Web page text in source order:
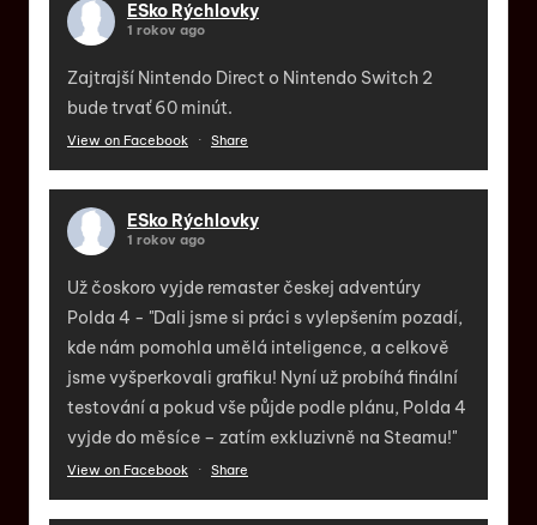
ESko Rýchlovky
1 rokov ago
Zajtrajší Nintendo Direct o Nintendo Switch 2
bude trvať 60 minút.
View on Facebook · Share
ESko Rýchlovky
1 rokov ago
Už čoskoro vyjde remaster českej adventúry
Polda 4 - "Dali jsme si práci s vylepšením pozadí,
kde nám pomohla umělá inteligence, a celkově
jsme vyšperkovali grafiku! Nyní už probíhá finální
testování a pokud vše půjde podle plánu, Polda 4
vyjde do měsíce – zatím exkluzivně na Steamu!"
View on Facebook · Share